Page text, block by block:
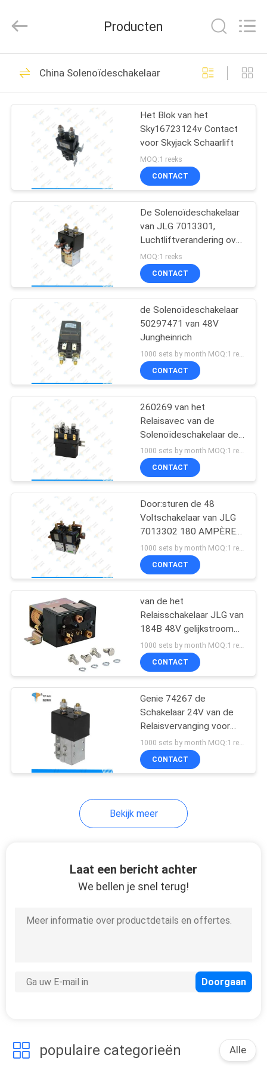
HUIS
PRODUCTEN
VIDEO'S
ONGEVEER
ONS
FABRIEKSREIS
KWALITEITSCONTROLE
CONTACTEER
ONS
VERZOEK
OM
CITAAT
SITEMAP
PRIVACY
POLICY
Reserved.
Luchtliftcontroles
51
De Controledoos
van de schaarlift
77
Het
Controlemechanisme
van de
asbedieningshendel
Gelijkstroom-
15
Luchtliftoverdrukplaatje
20
elektronische de
controleeenheid van
ECU
Hydraulische
Aandrijvingsdelen
De Lader van de
Producten
China Solenoïdeschakelaar
Het Blok van het
Sky16723124v Contact
voor Skyjack Schaarlift
MOQ:1 reeks
CONTACT
De Solenoïdeschakelaar
van JLG 7013301,
Luchtliftverandering over
Schakelaar
MOQ:1 reeks
CONTACT
de Solenoïdeschakelaar
50297471 van 48V
Jungheinrich
CONTACT
260269 van het
Relaisavec van de
Solenoïdeschakelaar de
Diodenweerstanden
1000 sets by month MOQ:1 reeks
CONTACT
Door:sturen de 48
Voltschakelaar van JLG
7013302 180 AMPÈRE
Omgekeerde
1000 sets by month MOQ:1 reeks
CONTACT
van de het
Relaisschakelaar JLG van
184B 48V gelijkstroom
Co 3740135
CONTACT
Genie 74267 de
Schakelaar 24V van de
Relaisvervanging voor
Genie 74267GT 74267
CONTACT
Bekijk meer
Laat een bericht achter
We bellen je snel terug!
populaire categorieën Alle